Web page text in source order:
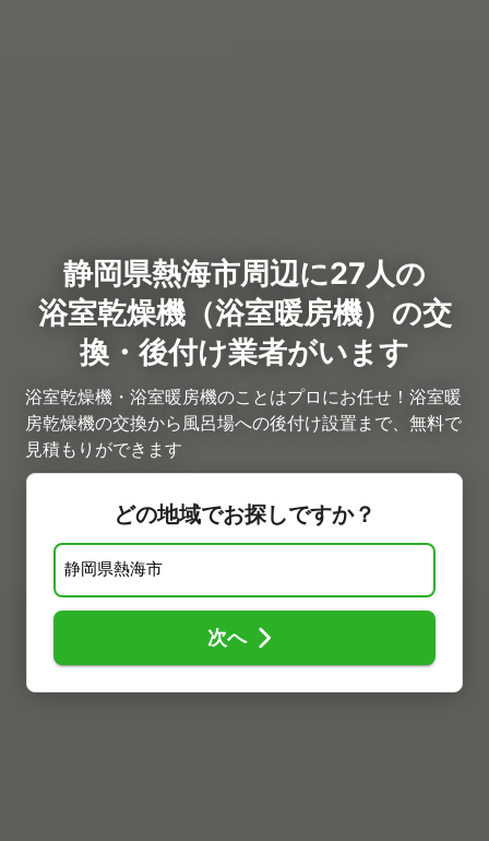
静岡県熱海市周辺に27人の
浴室乾燥機（浴室暖房機）の交
換・後付け業者がいます
浴室乾燥機・浴室暖房機のことはプロにお任せ！浴室暖
房乾燥機の交換から風呂場への後付け設置まで、無料で
見積もりができます
どの地域でお探しですか？
次へ